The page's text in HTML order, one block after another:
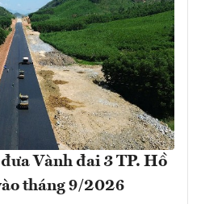
Vành đai 3 TP. Hồ
tháng 9/2026